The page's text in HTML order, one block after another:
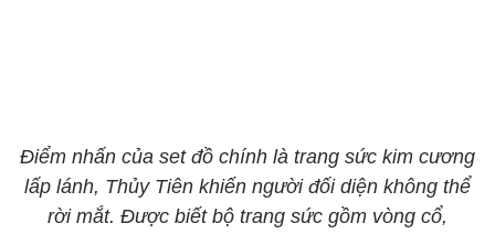
Điểm nhấn của set đồ chính là trang sức kim cương
lấp lánh, Thủy Tiên khiến người đối diện không thể
rời mắt. Được biết bộ trang sức gồm vòng cổ,